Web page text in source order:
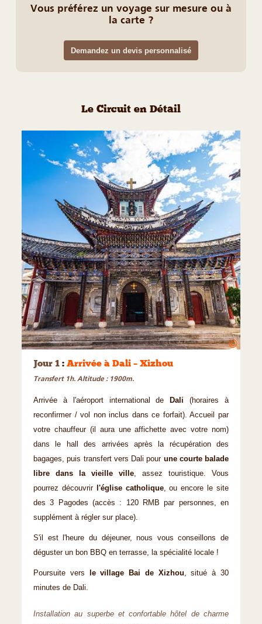
Vous préférez un voyage sur mesure ou à
la carte ?
Demandez un devis personnalisé
Le Circuit en Détail
©
Jour 1 : Arrivée à Dali – Xizhou
Transfert 1h. Altitude : 1900m.
Arrivée à l'aéroport international de Dali (horaires à
reconfirmer / vol non inclus dans ce forfait). Accueil par
votre chauffeur (il aura une affichette avec votre nom)
dans le hall des arrivées après la récupération des
bagages, puis transfert vers Dali pour une courte balade
libre dans la vieille ville, assez touristique. Vous
pourrez découvrir
l'église catholique, ou encore le site
des 3 Pagodes (accès : 120 RMB par personnes, en
supplément à régler sur place).
S'il est l'heure du déjeuner, nous vous conseillons de
déguster un bon BBQ en terrasse, la spécialité locale !
Poursuite vers le village Bai de Xizhou, situé à 30
minutes de Dali.
Installation au superbe et confortable hôtel de charme